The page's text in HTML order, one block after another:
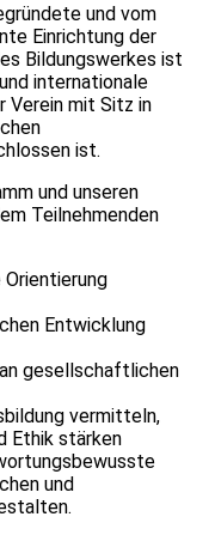
und vom
Einrichtung der
Bildungswerkes ist
internationale
Verein mit Sitz in
ist.
und unseren
Teilnehmenden
Orientierung
Entwicklung
gesellschaftlichen
vermitteln,
Ethik stärken
und